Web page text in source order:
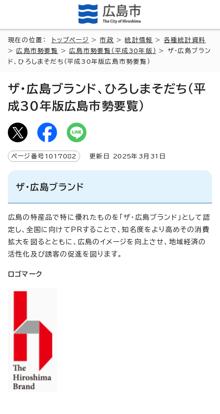
現在の位置： トップページ >市政 >統計情報 > 各種統計資料
>広島市勢要覧 >広島市勢要覧（平成30年版）
> ザ・広島ブラン
ド、ひろしまそだち（平成30年版広島市勢要覧）
ザ・広島ブランド、ひろしまそだち（平
成30年版広島市勢要覧）
ページ番号 1017082 更新日 2025年3月 31 日
ザ・広島ブランド
広島の特産品で特に優れたものを「ザ・広島ブランド」として認
定し、全国に向けてPRすることで、知名度をより高めその消費
拡大を図るとともに、広島のイメージを向上させ、地域経済の
活性化及び誘客の促進を図ります。
ロゴマーク